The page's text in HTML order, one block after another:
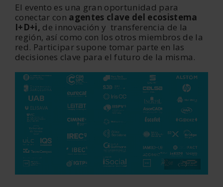
El evento es una gran oportunidad para
conectar con agentes clave del ecosistema
I+D+i, de innovación y transferencia de la
región, así como con los otros miembros de la
red. Participar supone tomar parte en las
decisiones clave para el futuro de la misma.
‹ ›